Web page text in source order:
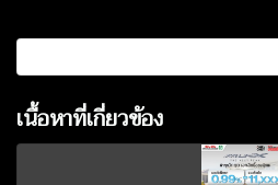
เนื้อหาที่เกี่ยวข้อง